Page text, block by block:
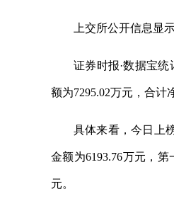
上交所公开信息显
证券时报·数据宝
额为7295.02万元，合计
具体来看，今日上
金额为6193.76万元，
元。